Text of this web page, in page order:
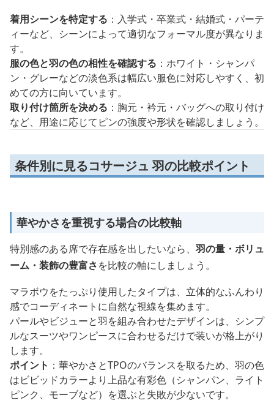
着用シーンを特定する ：入学式・卒業式・結婚式・パーテ
ィーなど、シーンによって適切なフォーマル度が異なりま
す。
服の色と羽の色の相性を確認する ：ホワイト・シャンパ
ン・グレーなどの淡色系は幅広い服色に対応しやすく、初
めての方に向いています。
取り付け箇所を決める ：胸元・衿元・バッグへの取り付け
など、用途に応じてピンの強度や形状を確認しましょう。
条件別に見るコサージュ 羽の比較ポイント
華やかさを重視する場合の比較軸
特別感のある席で存在感を出したいなら、 羽の量・ボリュ
ーム・装飾の豊富さを比較の軸にしましょう。
マラボウをたっぷり使用したタイプは、立体的なふんわり
感でコーディネートに自然な視線を集めます。
パールやビジューと羽を組み合わせたデザインは、シンプ
ルなスーツやワンピースに合わせるだけで装いが格上がり
します。
ポイント ：華やかさとTPOのバランスを取るため、羽の色
はビビッドカラーより上品な有彩色（シャンパン、ライト
ピンク、モーブなど）を選ぶと失敗が少ないです。